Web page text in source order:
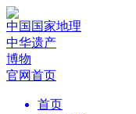
中国国家地理
中华遗产
博物
官网首页
首页